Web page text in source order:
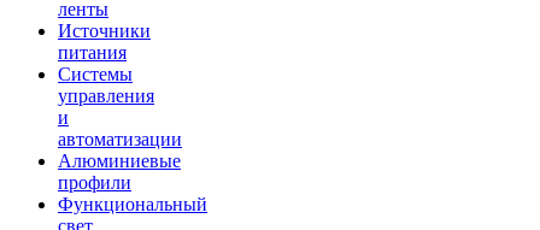
ленты
Источники
питания
Системы
управления
и
автоматизации
Алюминиевые
профили
Функциональный
свет